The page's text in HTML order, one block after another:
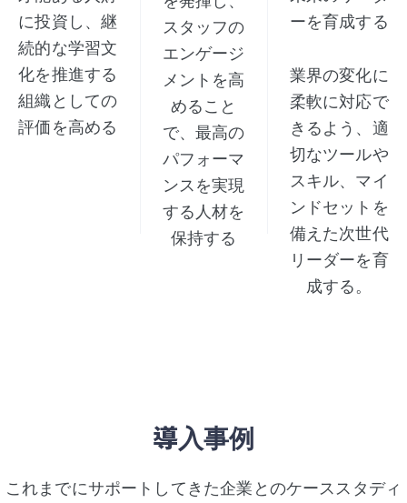
に投資し、継
続的な学習文
化を推進する
組織としての
評価を高める
スタッフの
エンゲージ
メントを高
めること
で、最高の
パフォーマ
ンスを実現
する人材を
保持する
ーを育成する
業界の変化に
柔軟に対応で
きるよう、適
切なツールや
スキル、マイ
ンドセットを
備えた次世代
リーダーを育
成する。
導入事例
これまでにサポートしてきた企業とのケーススタディ